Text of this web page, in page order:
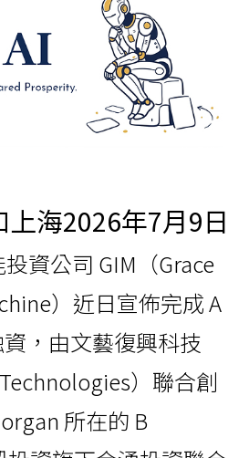
上海2026年7月9日
資公司 GIM（Grace
）近日宣佈完成 A
，由文藝復興科技
Technologies）聯合創
所在的 B